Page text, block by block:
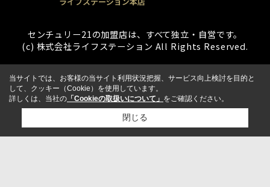
センチュリー21の加盟店は、すべて独立・自営です。
(c) 株式会社ライフステーション All Rights Reserved.
当サイトでは、お客様の当サイト利用状況把握、サービス向上検討を目的と
して、クッキー（Cookie）を使用しています。
詳しくは、当社の 「Cookieの取扱いについて」 をご確認ください。
閉じる